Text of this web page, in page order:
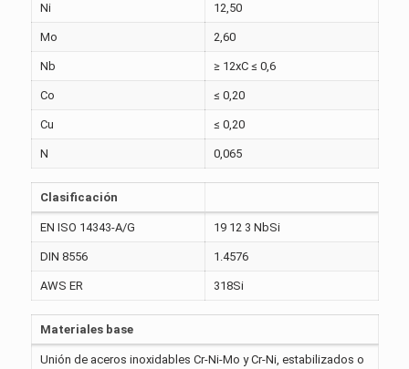
Ni 12,50
Mo 2,60
Nb ≥ 12xC ≤ 0,6
Co ≤ 0,20
Cu ≤ 0,20
N 0,065
Clasificación
EN ISO 14343-A/G 19 12 3 NbSi
DIN 8556 1.4576
AWS ER 318Si
Materiales base
Unión de aceros inoxidables Cr-Ni-Mo y Cr-Ni, estabilizados o